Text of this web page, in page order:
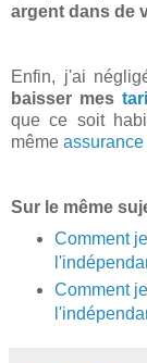
argent dans de
Enfin, j'ai
baisser mes
que ce soit
même assurance
Sur le même
Comment
Comment